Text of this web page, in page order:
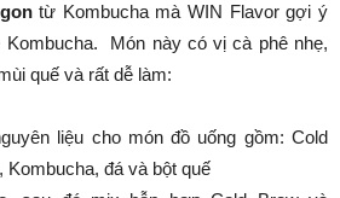
từ Kombucha mà WIN Flavor gợi ý
Kombucha. Món này có vị cà phê nhẹ,
quế và rất dễ làm:
liệu cho món đồ uống gồm: Cold
Kombucha, đá và bột quế